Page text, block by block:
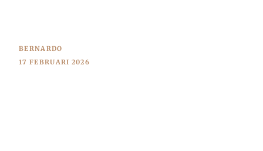
BERNARDO
17 FEBRUARI 2026